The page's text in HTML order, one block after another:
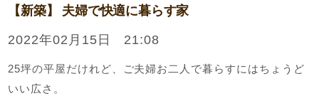
【新築】 夫婦で快適に暮らす家
2022年02月15日 21:08
25坪の平屋だけれど、ご夫婦お二人で暮らすにはちょうど
いい広さ。